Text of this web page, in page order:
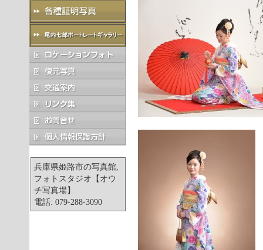
兵庫県姫路市の写真館,
フォトスタジオ【オウ
チ写真場】
電話: 079-288-3090